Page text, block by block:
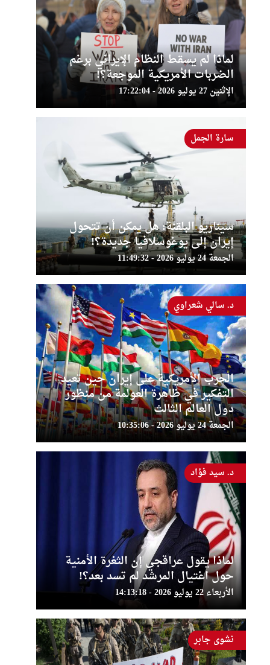
لماذا لم يسقط النظام الإيراني برغم
الضربات الأمريكية الموجعة؟!
الإثنين 27 يوليو 2026 - 17:22:04
سيناريو البلقنة: هل يمكن أن تتحول
إيران إلى يوغوسلافيا جديدة؟!
الجمعة 24 يوليو 2026 - 11:49:32
سارة الجمل
الحرب الأمريكية على إيران حين تعيد
التفكير في ظاهرة العولمة من منظور
دول العالم الثالث
الجمعة 24 يوليو 2026 - 10:35:06
د. سالي شعراوي
لماذا يقول عراقجي إن الثغرة الأمنية
حول اغتيال المرشد لم تسد بعد؟!
الأربعاء 22 يوليو 2026 - 14:13:18
د. سيد فؤاد
نشوى جابر